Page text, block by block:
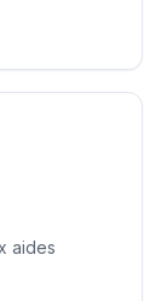
aides